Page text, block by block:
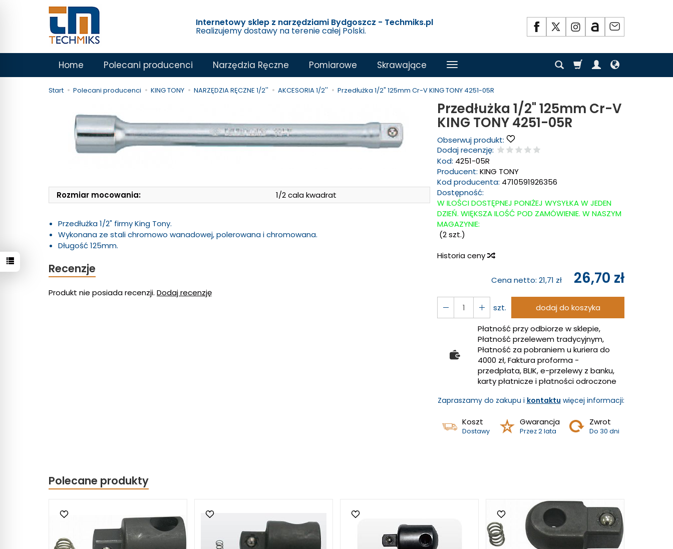
Internetowy sklep z narzędziami Bydgoszcz - Techmiks.pl
Realizujemy dostawy na terenie całej Polski.
Home Polecani producenci Narzędzia Ręczne Pomiarowe Skrawające
Start Polecani producenci KING TONY NARZĘDZIA RĘCZNE 1/2'' AKCESORIA 1/2'' Przedłużka 1/2" 125mm Cr-V KING TONY 4251-05R
Przedłużka 1/2" 125mm Cr-V
KING TONY 4251-05R
Obserwuj produkt:
Dodaj recenzję:
Kod: 4251-05R
Producent: KING TONY
Kod producenta: 4710591926356
Dostępność:
W ILOŚCI DOSTĘPNEJ PONIŻEJ WYSYŁKA W JEDEN
DZIEŃ. WIĘKSZA ILOŚĆ POD ZAMÓWIENIE. W NASZYM
MAGAZYNIE:
(2szt.)
Historia ceny
Cena netto: 21,71 zł 26,70 zł
szt.
dodaj do koszyka
Płatność przy odbiorze w sklepie,
Płatność przelewem tradycyjnym,
Płatność za pobraniem u kuriera do
4000 zł, Faktura proforma -
przedpłata, BLIK, e-przelewy z banku,
karty płatnicze i płatności odroczone
Zapraszamy do zakupu i kontaktu więcej informacji:
Koszt
Dostawy
Gwarancja
Przez 2 lata
Zwrot
Do 30 dni
Rozmiar mocowania: 1/2 cala kwadrat
Przedłużka 1/2" firmy King Tony.
Wykonana ze stali chromowo wanadowej, polerowana i chromowana.
Długość 125mm.
Recenzje
Produkt nie posiada recenzji. Dodaj recenzję
Polecane produkty